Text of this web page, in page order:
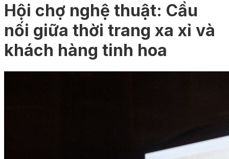
Hội chợ nghệ thuật: Cầu
nối giữa thời trang xa xỉ và
khách hàng tinh hoa